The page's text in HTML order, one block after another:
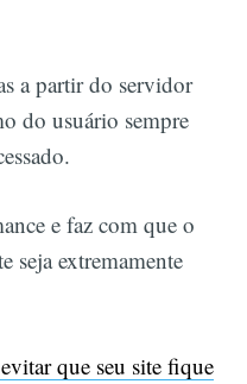
a partir do servidor
do usuário sempre
e faz com que o
seja extremamente
que seu site fique